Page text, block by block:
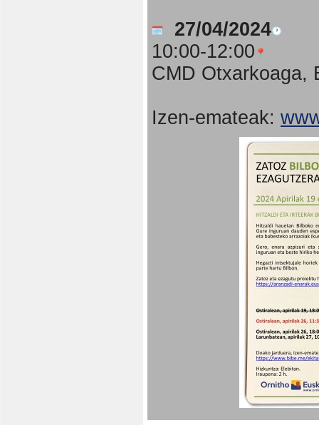
27/04/2024
10:00-12:00
CMD Otxarkoaga,
Izen-emateak: